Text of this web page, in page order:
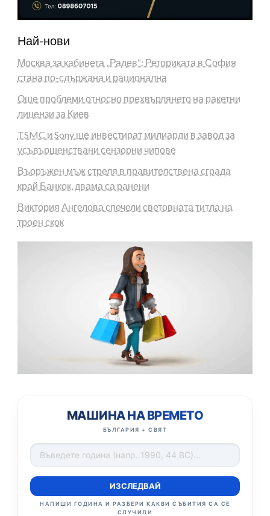
Най-нови
Москва за кабинета „Радев“: Реториката в София
стана по-сдържана и рационална
Още проблеми относно прехвърлянето на ракетни
лицензи за Киев
TSMC и Sony ще инвестират милиарди в завод за
усъвършенствани сензорни чипове
Въоръжен мъж стреля в правителствена сграда
край Банкок, двама са ранени
Виктория Ангелова спечели световната титла на
троен скок
МАШИНА НА ВРЕМЕТО
БЪЛГАРИЯ + СВЯТ
ИЗСЛЕДВАЙ
НАПИШИ ГОДИНА И РАЗБЕРИ КАКВИ СЪБИТИЯ СА СЕ
СЛУЧИЛИ